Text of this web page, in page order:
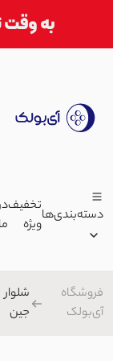
دسته‌بندی‌ها
زنانه
تخفیف
ویژه
ما
فروشگاه
آی‌بولک
شلوار
جین